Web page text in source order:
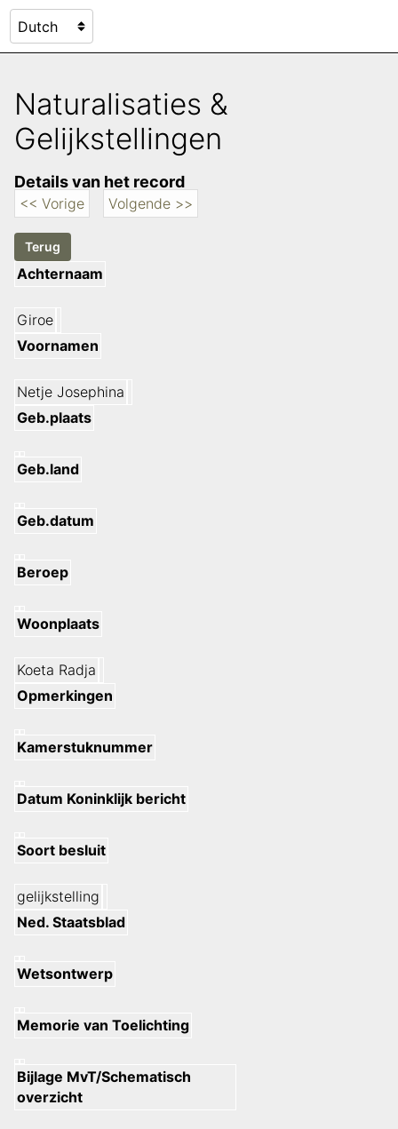
Naturalisaties &
Gelijkstellingen
Details van het record
<< Vorige Volgende >>
Achternaam
Giroe
Voornamen
Netje Josephina
Geb.plaats
Geb.land
Geb.datum
Beroep
Woonplaats
Koeta Radja
Opmerkingen
Kamerstuknummer
Datum Koninklijk bericht
Soort besluit
gelijkstelling
Ned. Staatsblad
Wetsontwerp
Memorie van Toelichting
Bijlage MvT/Schematisch
overzicht